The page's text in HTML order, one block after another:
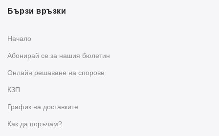
Бързи връзки
Начало
Абонирай се за нашия бюлетин
Oнлайн решаване на спорове
КЗП
График на доставките
Как да поръчам?